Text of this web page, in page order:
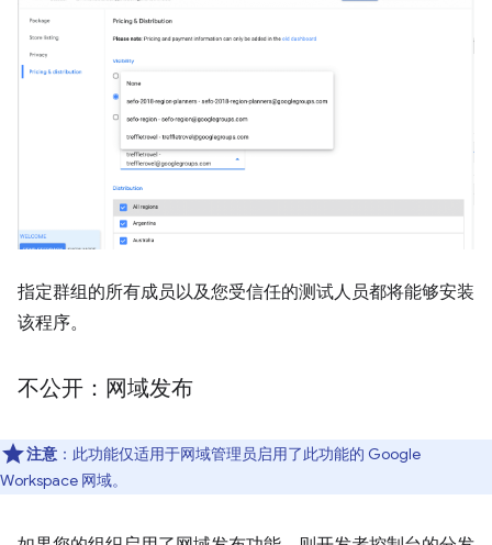
指定群组的所有成员以及您受信任的测试人员都将能够安装
该程序。
不公开：网域发布
注意 ：此功能仅适用于网域管理员启用了此功能的 Google
Workspace 网域。